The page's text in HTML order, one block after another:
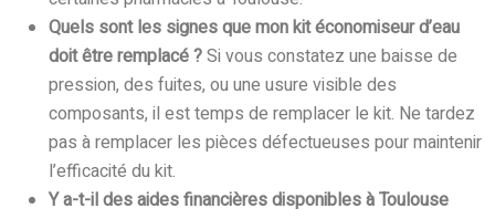
Quels sont les signes que mon kit économiseur d’eau
doit être remplacé ?Si vous constatez une baisse de
pression, des fuites, ou une usure visible des
composants, il est temps de remplacer le kit. Ne tardez
pas à remplacer les pièces défectueuses pour maintenir
l’efficacité du kit.
Y a-t-il des aides financières disponibles à Toulouse